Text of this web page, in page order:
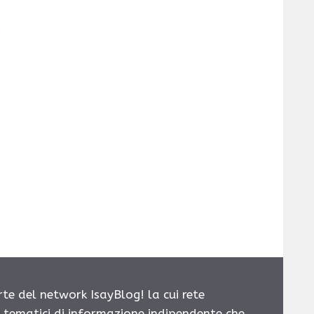
del network IsayBlog! la cui rete